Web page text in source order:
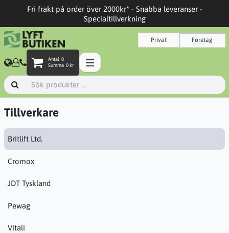
Fri frakt på order över 2000kr* - Snabba leveranser -
Specialtillverkning
Privat Företag
Antal 0
Summa 0 kr
Tillverkare
Britlift Ltd.
Cromox
JDT Tyskland
Pewag
Vitali